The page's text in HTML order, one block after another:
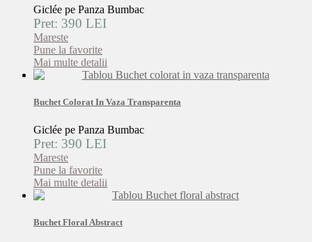
Giclée pe Panza Bumbac
Pret: 390 LEI
Mareste
Pune la favorite
Mai multe detalii
Buchet Colorat In Vaza Transparenta
Giclée pe Panza Bumbac
Pret: 390 LEI
Mareste
Pune la favorite
Mai multe detalii
Buchet Floral Abstract